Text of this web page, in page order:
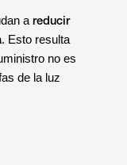
a reducir
. Esto resulta
no es
de la luz